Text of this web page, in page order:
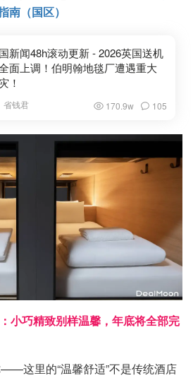
南（国区）
新闻48h滚动更新 - 2026英国送机
面上调！伯明翰地毯厂遭遇重大
！
省钱君 170.9w 105
小巧精致别样温馨，年底将全部完
这里的“温馨舒适”不是传统酒店